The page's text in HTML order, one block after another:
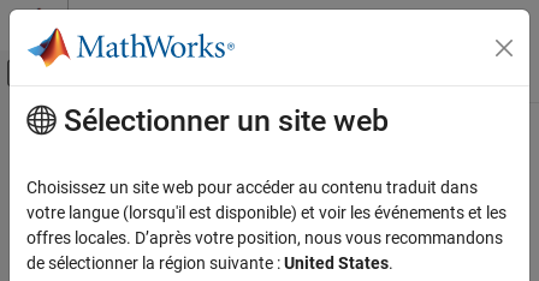
Passer au contenu
Activer/désactiver l'affichage du menu
Accueil de la documentation
Contenu principal
How useful was this information?
Sélectionner un site web
Choisissez un site web pour accéder au contenu traduit dans
votre langue (lorsqu'il est disponible) et voir les événements et les
offres locales. D’après votre position, nous vous recommandons
de sélectionner la région suivante :United States.